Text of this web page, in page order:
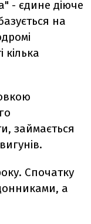
- єдине діюче
на
кілька
займається
Спочатку
а